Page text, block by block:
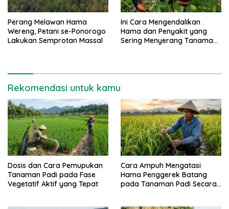
Perang Melawan Hama
Wereng, Petani se-Ponorogo
Lakukan Semprotan Massal
Ini Cara Mengendalikan
Hama dan Penyakit yang
Sering Menyerang Tanaman
Rekomendasi untuk kamu
Dosis dan Cara Pemupukan
Tanaman Padi pada Fase
Vegetatif Aktif yang Tepat
Cara Ampuh Mengatasi
Hama Penggerek Batang
pada Tanaman Padi Secara